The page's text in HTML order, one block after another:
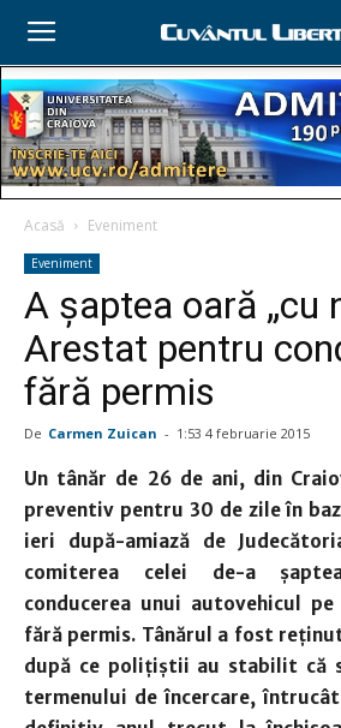
Acasă Eveniment
Eveniment
A şaptea oară „cu
Arestat pentru
fără permis
De Carmen Zuican - 1:53 4 februarie 2015
Un tânăr de 26 de ani, din
preventiv pentru 30 de zile în
ieri după-amiază de
comiterea celei de-a ş
conducerea unui autovehicul
fără permis. Tânărul a fost reţ
după ce poliţiştii au stabilit că
termenului de încercare,